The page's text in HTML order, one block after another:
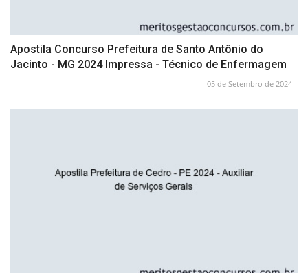
Apostila Concurso Prefeitura de Santo Antônio do
Jacinto - MG 2024 Impressa - Técnico de Enfermagem
05 de Setembro de 2024